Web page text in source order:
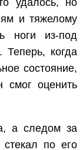
удалось, но
и тяжелому
ноги из-под
Теперь, когда
состояние,
смог оценить
а следом за
по его